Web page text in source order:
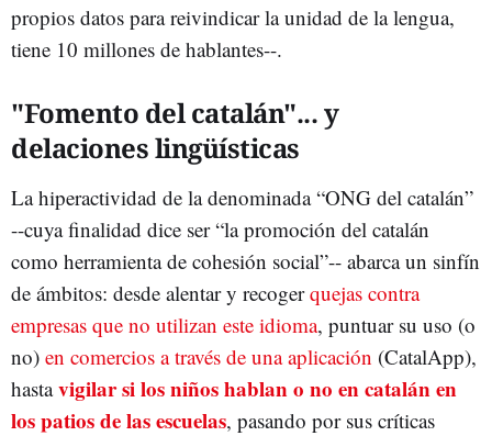
propios datos para reivindicar la unidad de la lengua,
tiene 10 millones de hablantes--.
"Fomento del catalán"... y
delaciones lingüísticas
La hiperactividad de la denominada “ONG del catalán”
--cuya finalidad dice ser “la promoción del catalán
como herramienta de cohesión social”-- abarca un sinfín
de ámbitos: desde alentar y recogerquejas contra
empresas que no utilizan este idioma, puntuar su uso (o
no) en comercios a través de una aplicación (CatalApp),
hastavigilar si los niños hablan o no en catalán en
los patios de las escuelas, pasando por sus críticas